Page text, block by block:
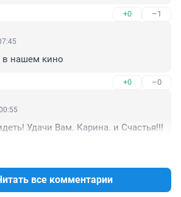
+0 –1
в нашем кино
+0 –0
Удачи Вам. Карина. и Счастья!!!
все комментарии